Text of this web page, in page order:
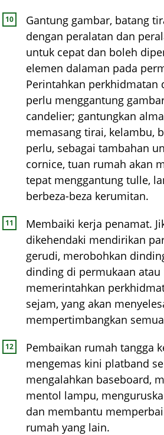
Gantung gambar, batang
dengan peralatan dan
untuk cepat dan boleh
elemen dalaman pada
Perintahkan perkhidmatan
perlu menggantung
candelier; gantungkan
memasang tirai, kelambu,
perlu, sebagai tambahan
cornice, tuan rumah akan
tepat menggantung tulle,
berbeza-beza kerumitan.
Membaiki kerja penamat.
dikehendaki mendirikan
gerudi, merobohkan
dinding di permukaan atau
memerintahkan
sejam, yang akan
mempertimbangkan
Pembaikan rumah tangga
mengemas kini platband
mengalahkan baseboard,
mentol lampu,
dan membantu
rumah yang lain.